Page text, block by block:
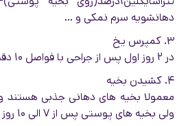
دهانشویه سرم نمکی و …
۳. کمپرس یخ
در ۲ روز اول پس از جراحی با فواصل ۱۰ دقیقه ای استفاده کنید.
۴. کشیدن بخیه
معمولا بخیه های دهانی جذبی هستند
ولی بخیه های پوستی پس از ۷ الی ۱۰ روز کشیده می شوند.